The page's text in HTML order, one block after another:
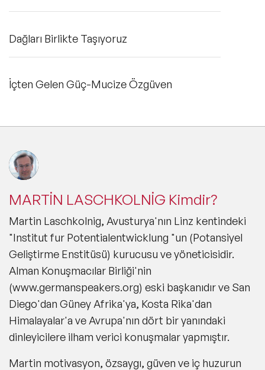
Dağları Birlikte Taşıyoruz
İçten Gelen Güç-Mucize Özgüven
MARTİN LASCHKOLNİG Kimdir?
Martin Laschkolnig, Avusturya'nın Linz kentindeki
"Institut fur Potentialentwicklung "un (Potansiyel
Geliştirme Enstitüsü) kurucusu ve yöneticisidir.
Alman Konuşmacılar Birliği'nin
(www.germanspeakers.org) eski başkanıdır ve San
Diego'dan Güney Afrika'ya, Kosta Rika'dan
Himalayalar'a ve Avrupa'nın dört bir yanındaki
dinleyicilere ilham verici konuşmalar yapmıştır.
Martin motivasyon, özsaygı, güven ve iç huzurun